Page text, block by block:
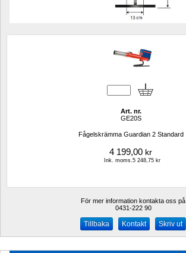
Art. nr.
GE20S
Fågelskrämma Guardian 2 Standard
4 199,00 kr
Ink. moms.5 248,75 kr
För mer information kontakta oss på
0431-222 90
Kontakt Skriv ut